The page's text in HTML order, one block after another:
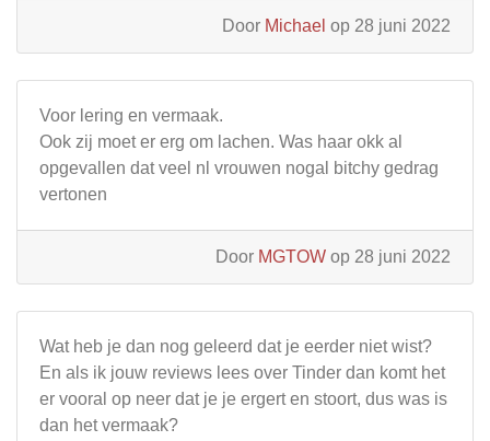
Door Michael op 28 juni 2022
Voor lering en vermaak.
Ook zij moet er erg om lachen. Was haar okk al
opgevallen dat veel nl vrouwen nogal bitchy gedrag
vertonen
Door MGTOW op 28 juni 2022
Wat heb je dan nog geleerd dat je eerder niet wist?
En als ik jouw reviews lees over Tinder dan komt het
er vooral op neer dat je je ergert en stoort, dus was is
dan het vermaak?